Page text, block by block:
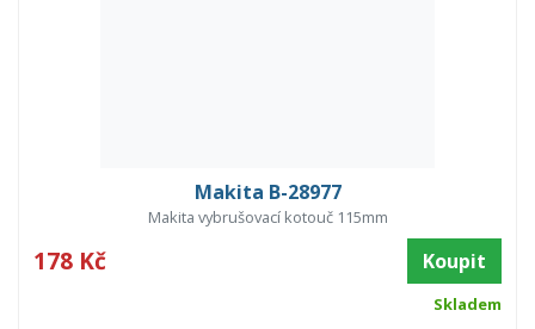
Makita B-28977
Makita vybrušovací kotouč 115mm
178 Kč Koupit
Skladem